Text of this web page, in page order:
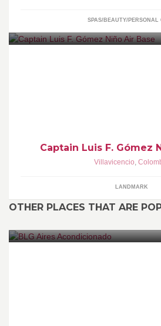
SPAS/BEAUTY/PERSONAL
Captain Luis F. Gómez
Villavicencio,
LANDMARK
OTHER PLACES THAT ARE